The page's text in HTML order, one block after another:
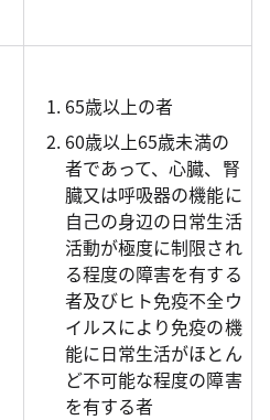
65歳以上の者
60歳以上65歳未満の
者であって、心臓、腎
臓又は呼吸器の機能に
自己の身辺の日常生活
活動が極度に制限され
る程度の障害を有する
者及びヒト免疫不全ウ
イルスにより免疫の機
能に日常生活がほとん
ど不可能な程度の障害
を有する者